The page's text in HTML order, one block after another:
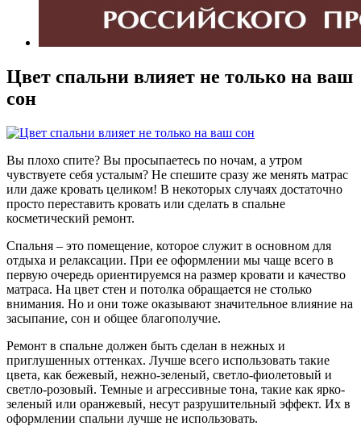
Цвет спальни влияет не только на ваш
сон
Вы плохо спите? Вы просыпаетесь по ночам, а утром
чувствуете себя усталым? Не спешите сразу же менять матрас
или даже кровать целиком! В некоторых случаях достаточно
просто переставить кровать или сделать в спальне
косметический ремонт.
Спальня – это помещение, которое служит в основном для
отдыха и релаксации. При ее оформлении мы чаще всего в
первую очередь ориентируемся на размер кровати и качество
матраса. На цвет стен и потолка обращается не столько
внимания. Но и они тоже оказывают значительное влияние на
засыпание, сон и общее благополучие.
Ремонт в спальне должен быть сделан в нежных и
приглушенных оттенках. Лучше всего использовать такие
цвета, как бежевый, нежно-зеленый, светло-фиолетовый и
светло-розовый. Темные и агрессивные тона, такие как ярко-
зеленый или оранжевый, несут разрушительный эффект. Их в
оформлении спальни лучше не использовать.